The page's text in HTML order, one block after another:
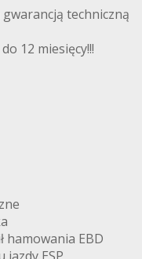
techniczną
12 miesięcy!!!
hamowania EBD